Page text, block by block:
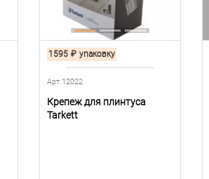
1595 ₽ упаковку
Арт.12022
Крепеж для плинтуса
Tarkett